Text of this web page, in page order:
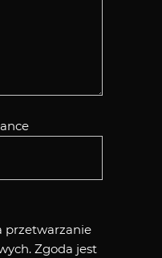
przetwarzanie
Zgoda jest